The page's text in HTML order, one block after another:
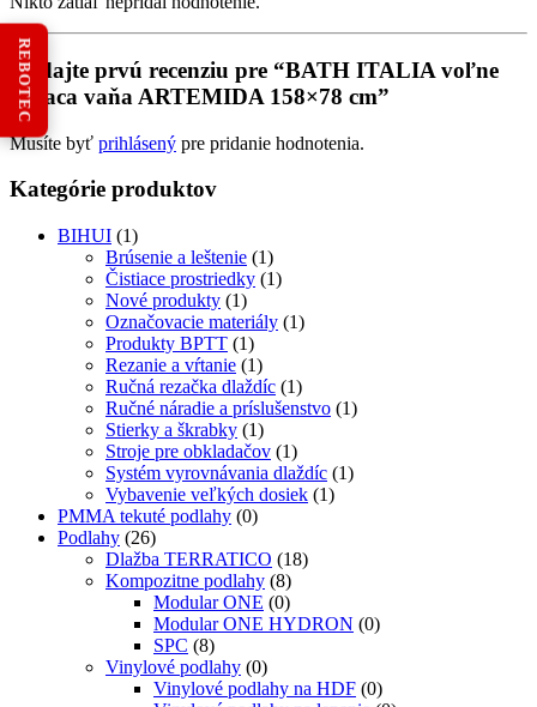
Pridajte prvú recenziu pre “BATH ITALIA voľne
stojaca vaňa ARTEMIDA 158×78 cm”
Musíte byť prihlásený pre pridanie hodnotenia.
Kategórie produktov
BIHUI (1)
Brúsenie a leštenie (1)
Čistiace prostriedky (1)
Nové produkty (1)
Označovacie materiály (1)
Produkty BPTT (1)
Rezanie a vŕtanie (1)
Ručná rezačka dlaždíc (1)
Ručné náradie a príslušenstvo (1)
Stierky a škrabky (1)
Stroje pre obkladačov (1)
Systém vyrovnávania dlaždíc (1)
Vybavenie veľkých dosiek (1)
PMMA tekuté podlahy (0)
Podlahy (26)
Dlažba TERRATICO (18)
Kompozitne podlahy (8)
Modular ONE (0)
Modular ONE HYDRON (0)
SPC (8)
Vinylové podlahy (0)
Vinylové podlahy na HDF (0)
REBOTEC